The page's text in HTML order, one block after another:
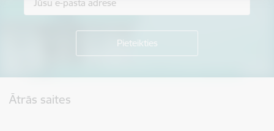
Ātrās saites